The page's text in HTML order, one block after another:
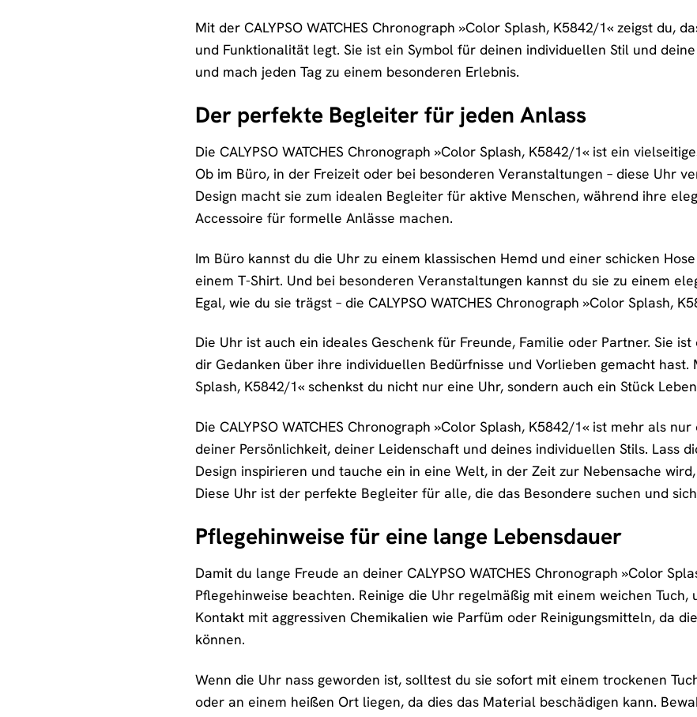
Mit der CALYPSO WATCHES Chronograph »Color Splash, K5842/1« zeigst du,
und Funktionalität legt. Sie ist ein Symbol für deinen individuellen Stil und
und mach jeden Tag zu einem besonderen Erlebnis.
Der perfekte Begleiter für jeden Anlass
Die CALYPSO WATCHES Chronograph »Color Splash, K5842/1« ist ein
Ob im Büro, in der Freizeit oder bei besonderen Veranstaltungen – diese Uhr
Design macht sie zum idealen Begleiter für aktive Menschen, während ihre
Accessoire für formelle Anlässe machen.
Im Büro kannst du die Uhr zu einem klassischen Hemd und einer schicken
einem T-Shirt. Und bei besonderen Veranstaltungen kannst du sie zu einem
Egal, wie du sie trägst – die CALYPSO WATCHES Chronograph »Color Splash,
Die Uhr ist auch ein ideales Geschenk für Freunde, Familie oder Partner. Sie
dir Gedanken über ihre individuellen Bedürfnisse und Vorlieben gemacht hast.
Splash, K5842/1« schenkst du nicht nur eine Uhr, sondern auch ein Stück
Die CALYPSO WATCHES Chronograph »Color Splash, K5842/1« ist mehr als
deiner Persönlichkeit, deiner Leidenschaft und deines individuellen Stils. Lass
Design inspirieren und tauche ein in eine Welt, in der Zeit zur Nebensache
Diese Uhr ist der perfekte Begleiter für alle, die das Besondere suchen und
Pflegehinweise für eine lange Lebensdauer
Damit du lange Freude an deiner CALYPSO WATCHES Chronograph »Color
Pflegehinweise beachten. Reinige die Uhr regelmäßig mit einem weichen
Kontakt mit aggressiven Chemikalien wie Parfüm oder Reinigungsmitteln, da
können.
Wenn die Uhr nass geworden ist, solltest du sie sofort mit einem trockenen
oder an einem heißen Ort liegen, da dies das Material beschädigen kann.